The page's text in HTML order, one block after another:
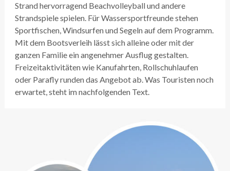
Strand hervorragend Beachvolleyball und andere
Strandspiele spielen. Für Wassersportfreunde stehen
Sportfischen, Windsurfen und Segeln auf dem Programm.
Mit dem Bootsverleih lässt sich alleine oder mit der
ganzen Familie ein angenehmer Ausflug gestalten.
Freizeitaktivitäten wie Kanufahrten, Rollschuhlaufen
oder Parafly runden das Angebot ab. Was Touristen noch
erwartet, steht im nachfolgenden Text.